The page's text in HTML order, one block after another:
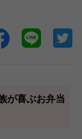
が喜ぶお弁当